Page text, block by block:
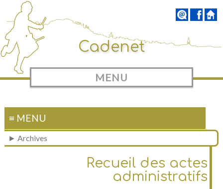
Cadenet
MENU
≡ MENU
► Archives
Recueil des actes
administratifs